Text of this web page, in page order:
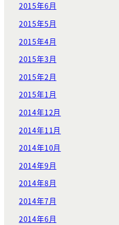
2015年6月
2015年5月
2015年4月
2015年3月
2015年2月
2015年1月
2014年12月
2014年11月
2014年10月
2014年9月
2014年8月
2014年7月
2014年6月